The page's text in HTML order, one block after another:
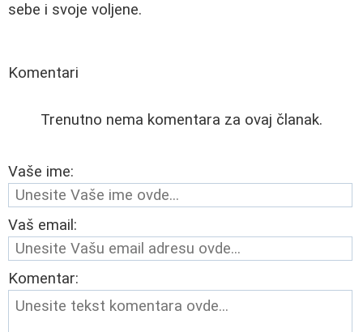
sebe i svoje voljene.
Komentari
Trenutno nema komentara za ovaj članak.
Vaše ime:
Vaš email:
Komentar: